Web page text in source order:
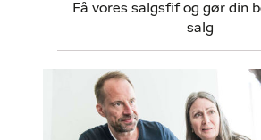
Få vores salgsfif og gør din
salg